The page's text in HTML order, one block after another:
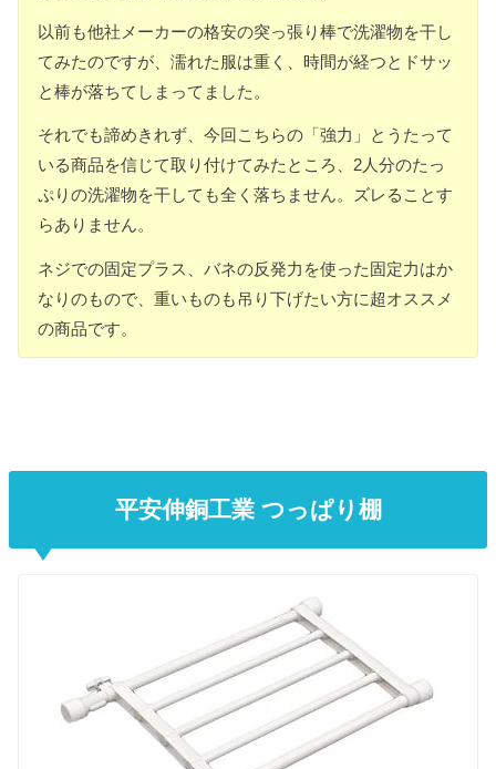
以前も他社メーカーの格安の突っ張り棒で洗濯物を干し
てみたのですが、濡れた服は重く、時間が経つとドサッ
と棒が落ちてしまってました。
それでも諦めきれず、今回こちらの「強力」とうたって
いる商品を信じて取り付けてみたところ、2人分のたっ
ぷりの洗濯物を干しても全く落ちません。ズレることす
らありません。
ネジでの固定プラス、バネの反発力を使った固定力はか
なりのもので、重いものも吊り下げたい方に超オススメ
の商品です。
平安伸銅工業 つっぱり棚